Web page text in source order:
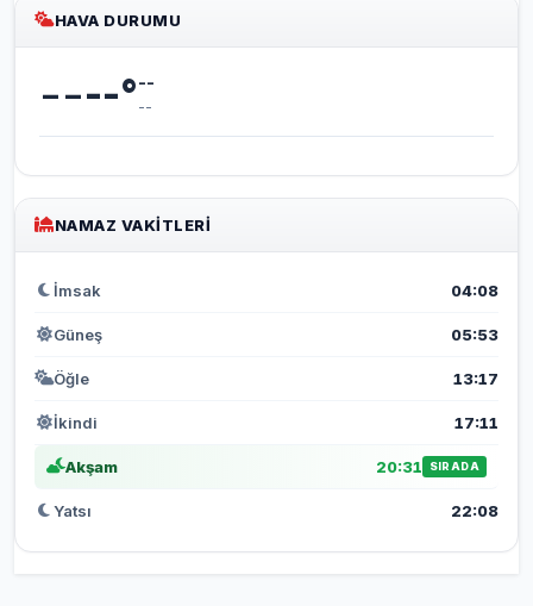
HAVA DURUMU
----°--
--
NAMAZ VAKITLERI
İmsak 04:08
Güneş 05:53
Öğle 13:17
İkindi 17:11
Akşam 20:31 SIRADA
Yatsı 22:08